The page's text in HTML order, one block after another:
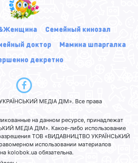
Семейный кинозал
доктор
Мамина шпаргалка
декретно
МЕДІА ДІМ». Все права
на данном ресурсе, принадлежат
МЕДІА ДІМ». Какое-либо использование
ТОВ «ВИДАВНИЦТВО УКРАЇНСЬКИЙ
использовании материалов
kolobok.ua обязательна.